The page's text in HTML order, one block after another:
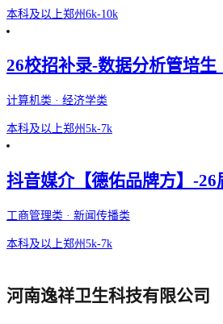
本科及以上郑州 6k-10k
26校招补录-数据分析管培生
计算机类 · 经济学类
本科及以上郑州 5k-7k
抖音媒介【德佑品牌方】-26
工商管理类 · 新闻传播类
本科及以上郑州 5k-7k
河南逸祥卫生科技有限公司